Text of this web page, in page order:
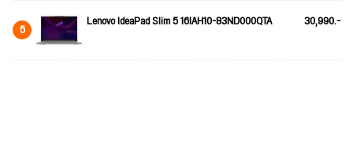
5 Lenovo IdeaPad Slim 5 16IAH10-83ND000QTA 30,990.-